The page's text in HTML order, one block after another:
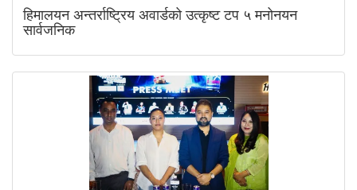
हिमालयन अन्तर्राष्ट्रिय अवार्डको उत्कृष्ट टप ५ मनोनयन
सार्वजनिक